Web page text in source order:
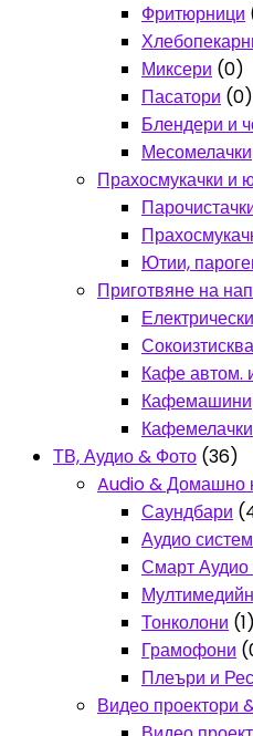
Фритюрници
Миксери (0)
Пасатори (0)
Блендери и
Месомелачки
Прахосмукачки и
Ютии,
Приготвяне на
Кафе автом.
Кафемашини
Кафемелачки
ТВ, Аудио & Фото (36)
Audio & Домашно
Саундбари
Аудио
Смарт Аудио
Тонколони (1)
Грамофони
Плеъри и
Видео проектори